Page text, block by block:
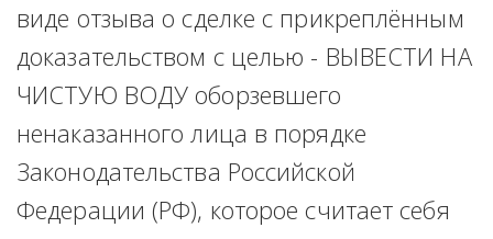
виде отзыва о сделке с прикреплённым
доказательством с целью - ВЫВЕСТИ НА
ЧИСТУЮ ВОДУ оборзевшего
ненаказанного лица в порядке
Законодательства Российской
Федерации (РФ), которое считает себя